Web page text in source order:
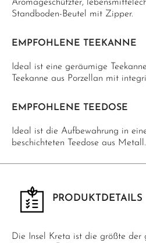
Aromageschützter,
Standboden-Beutel mit Zipper.
EMPFOHLENE TEEKANNE
Ideal ist eine geräumige
Teekanne aus Porzellan mit
EMPFOHLENE TEEDOSE
Ideal ist die Aufbewahrung in
beschichteten Teedose aus Metall.
PRODUKTDETAILS
Die Insel Kreta ist die größte der